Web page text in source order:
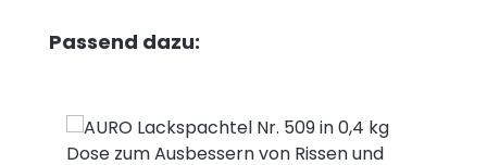
Produktgalerie überspringen
Passend dazu: